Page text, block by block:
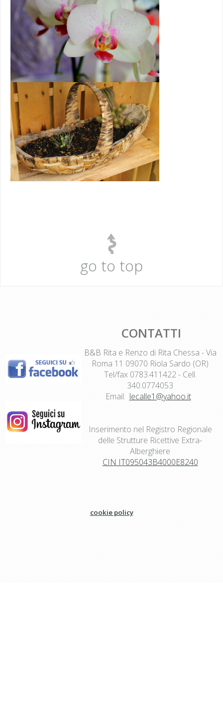
go to top
CONTATTI
B&B Rita e Renzo di Rita Chessa - Via
Roma 11 09070 Riola Sardo (OR)
Tel/fax 0783.411422 - Cell.
340.0774053
Email: lecalle1@yahoo.it
Inserimento nel Registro Regionale
delle Strutture Ricettive Extra-
Alberghiere
CIN IT095043B4000E8240
cookie policy